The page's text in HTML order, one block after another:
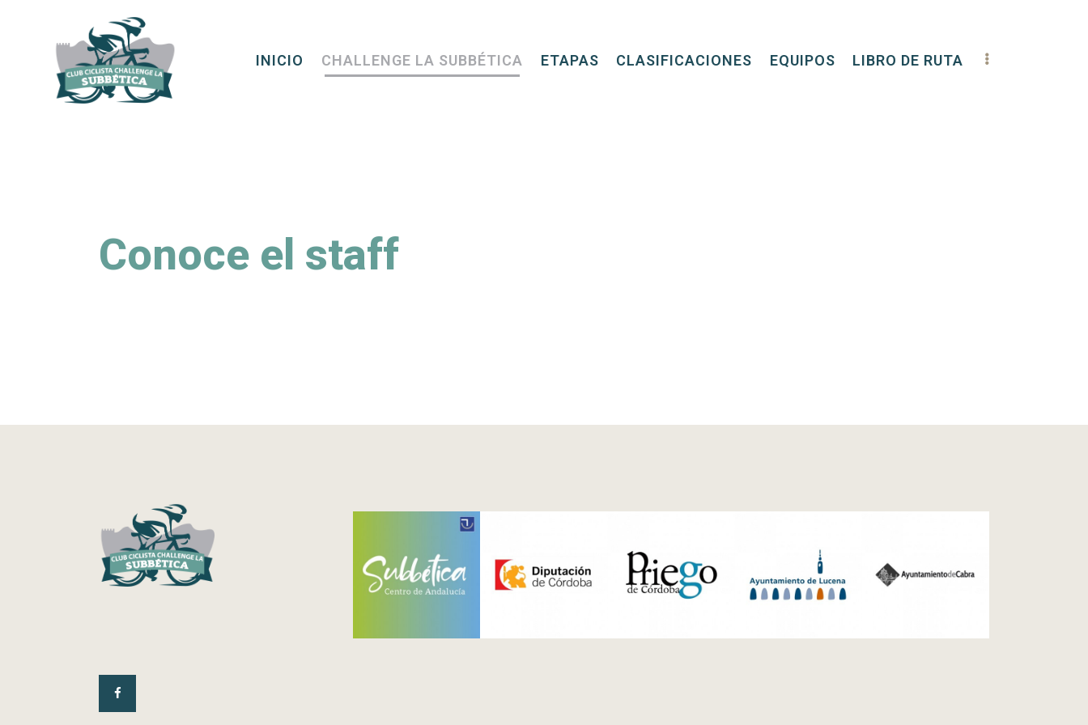
INICIO CHALLENGE LA SUBBÉTICA ETAPAS CLASIFICACIONES EQUIPOS LIBRO DE RUTA
Conoce el staff